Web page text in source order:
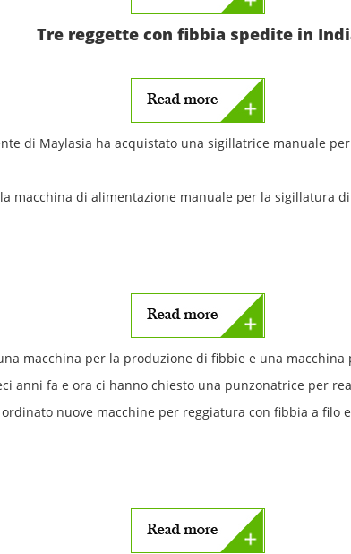
Tre reggette con fibbia spedite in
di Maylasia ha acquistato una sigillatrice manuale
macchina di alimentazione manuale per la sigillatura
macchina per la produzione di fibbie e una
anni fa e ora ci hanno chiesto una punzonatrice per
ordinato nuove macchine per reggiatura con fibbia a filo